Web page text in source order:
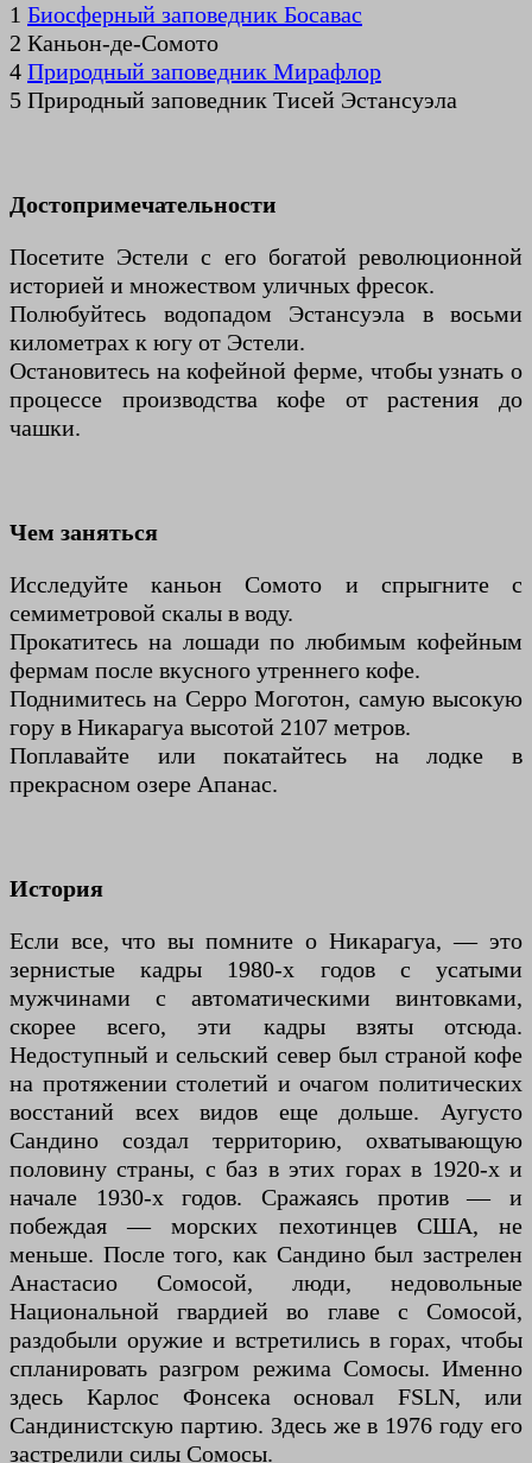
1 Биосферный заповедник Босавас
2 Каньон-де-Сомото
4 Природный заповедник Мирафлор
5 Природный заповедник Тисей Эстансуэла
Достопримечательности
Посетите Эстели с его богатой революционной
историей и множеством уличных фресок.
Полюбуйтесь водопадом Эстансуэла в восьми
километрах к югу от Эстели.
Остановитесь на кофейной ферме, чтобы узнать о
процессе производства кофе от растения до
чашки.
Чем заняться
Исследуйте каньон Сомото и спрыгните с
семиметровой скалы в воду.
Прокатитесь на лошади по любимым кофейным
фермам после вкусного утреннего кофе.
Поднимитесь на Серро Моготон, самую высокую
гору в Никарагуа высотой 2107 метров.
Поплавайте или покатайтесь на лодке в
прекрасном озере Апанас.
История
Если все, что вы помните о Никарагуа, — это
зернистые кадры 1980-х годов с усатыми
мужчинами с автоматическими винтовками,
скорее всего, эти кадры взяты отсюда.
Недоступный и сельский север был страной кофе
на протяжении столетий и очагом политических
восстаний всех видов еще дольше. Аугусто
Сандино создал территорию, охватывающую
половину страны, с баз в этих горах в 1920-х и
начале 1930-х годов. Сражаясь против — и
побеждая — морских пехотинцев США, не
меньше. После того, как Сандино был застрелен
Анастасио Сомосой, люди, недовольные
Национальной гвардией во главе с Сомосой,
раздобыли оружие и встретились в горах, чтобы
спланировать разгром режима Сомосы. Именно
здесь Карлос Фонсека основал FSLN, или
Сандинистскую партию. Здесь же в 1976 году его
застрелили силы Сомосы.